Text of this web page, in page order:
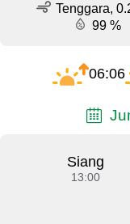
Tenggara,
99 %
06:06
Siang
13:00